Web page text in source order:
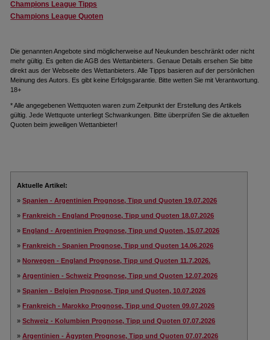
Champions League Tipps
Champions League Quoten
Die genannten Angebote sind möglicherweise auf Neukunden beschränkt oder nicht
mehr gültig. Es gelten die AGB des Wettanbieters. Genaue Details ersehen Sie bitte
direkt aus der Webseite des Wettanbieters. Alle Tipps basieren auf der persönlichen
Meinung des Autors. Es gibt keine Erfolgsgarantie. Bitte wetten Sie mit Verantwortung.
18+
* Alle angegebenen Wettquoten waren zum Zeitpunkt der Erstellung des Artikels
gültig. Jede Wettquote unterliegt Schwankungen. Bitte überprüfen Sie die aktuellen
Quoten beim jeweiligen Wettanbieter!
Aktuelle Artikel:
»Spanien - Argentinien Prognose, Tipp und Quoten 19.07.2026
»Frankreich - England Prognose, Tipp und Quoten 18.07.2026
»England - Argentinien Prognose, Tipp und Quoten, 15.07.2026
»Frankreich - Spanien Prognose, Tipp und Quoten 14.06.2026
»Norwegen - England Prognose, Tipp und Quoten 11.7.2026.
»Argentinien - Schweiz Prognose, Tipp und Quoten 12.07.2026
»Spanien - Belgien Prognose, Tipp und Quoten, 10.07.2026
»Frankreich - Marokko Prognose, Tipp und Quoten 09.07.2026
»Schweiz - Kolumbien Prognose, Tipp und Quoten 07.07.2026
»Argentinien - Ägypten Prognose, Tipp und Quoten 07.07.2026